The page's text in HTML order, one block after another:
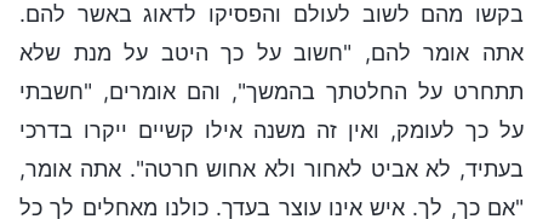
בקשו מהם לשוב לעולם והפסיקו לדאוג באשר להם.
אתה אומר להם, "חשוב על כך היטב על מנת שלא
תתחרט על החלטתך בהמשך", והם אומרים, "חשבתי
על כך לעומק, ואין זה משנה אילו קשיים ייקרו בדרכי
בעתיד, לא אביט לאחור ולא אחוש חרטה". אתה אומר,
"אם כך, לך. איש אינו עוצר בעדך. כולנו מאחלים לך כל